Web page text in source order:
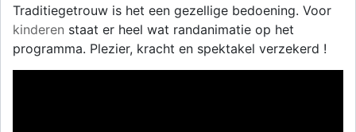
Traditiegetrouw is het een gezellige bedoening. Voor
kinderen staat er heel wat randanimatie op het
programma. Plezier, kracht en spektakel verzekerd !